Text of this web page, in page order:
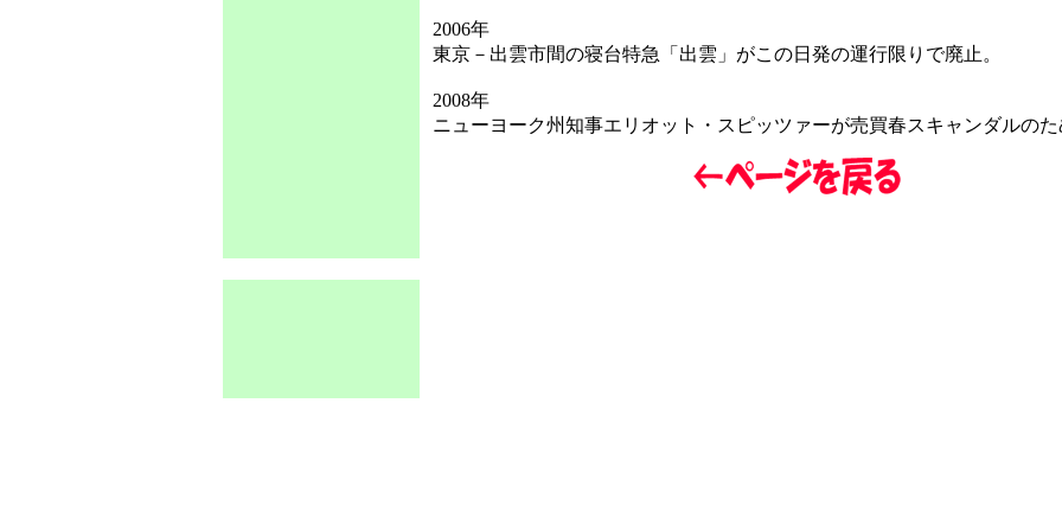
2006年
東京－出雲市間の寝台特急「出雲」がこの日発の運行限りで廃止。
2008年
ニューヨーク州知事エリオット・スピッツァーが売買春スキャンダルの